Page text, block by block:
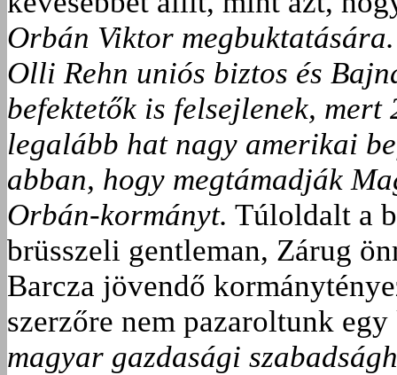
Orbán Viktor
Olli Rehn uniós biztos és
befektetők is felsejlenek, mert
legalább hat nagy amerikai
abban, hogy megtámadják
Orbán-kormányt. Túloldalt a
brüsszeli gentleman, Zárug
Barcza jövendő
szerzőre nem pazaroltunk
magyar gazdasági